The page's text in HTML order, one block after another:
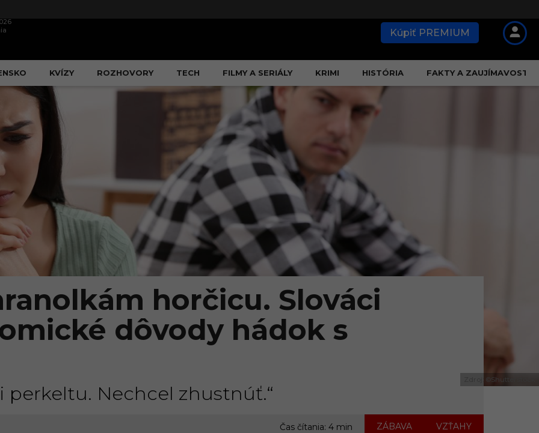
Kúpiť PREMIUM
KVÍZY ROZHOVORY TECH FILMY A SERIÁLY KRIMI HISTÓRIA FAKTY A ZAUJÍMAVOSTI
Zdroj: ©Shutterstock
horčicu. Slováci
dôvody hádok s
perkeltu. Nechcel zhustnúť.“
Čas čítania: 4 min ZÁBAVA VZŤAHY